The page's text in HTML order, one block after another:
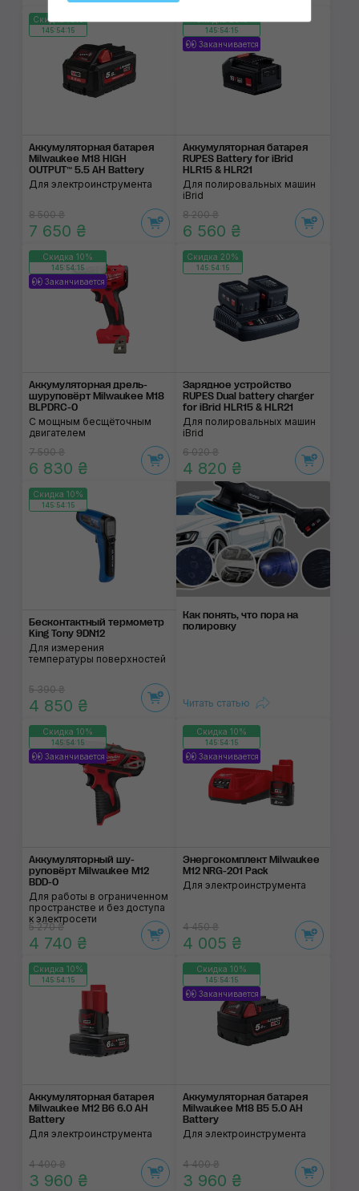
Скидка 10%
145:54:14
Аккумуляторная батарея
Milwaukee M18 HIGH
OUTPUT™ 5.5 AH Battery
Для электроинструмента
8 500 ₴
7 650 ₴
145:54:14
Заканчивается
Аккумуляторная батарея
RUPES Battery for iBrid
HLR15 & HLR21
Для полировальных машин
iBrid
8 200 ₴
6 560 ₴
Скидка 10%
145:54:14
Заканчивается
Аккумуляторная дрель-
шуруповёрт Milwaukee М18
BLPDRC-0
С мощным бесщёточным
двигателем
7 590 ₴
6 830 ₴
Скидка 20%
145:54:14
Зарядное устройство
RUPES Dual battery charger
for iBrid HLR15 & HLR21
Для полировальных машин
iBrid
6 020 ₴
4 820 ₴
Скидка 10%
145:54:14
Бесконтактный термометр
King Tony 9DN12
Для измерения
температуры поверхностей
5 390 ₴
4 850 ₴
Как понять, что пора на
полировку
Читать статью
Скидка 10%
145:54:14
Заканчивается
Аккумуляторный шу­
руповёрт Milwaukee M12
BDD-0
Для работы в ограниченном
пространстве и без доступа
к электросети
5 270 ₴
4 740 ₴
Скидка 10%
145:54:14
Заканчивается
Энергокомплект Milwaukee
M12 NRG-201 Pack
Для электроинструмента
4 450 ₴
4 005 ₴
Скидка 10%
145:54:14
Аккумуляторная батарея
Milwaukee M12 B6 6.0 AH
Battery
Для электроинструмента
4 400 ₴
3 960 ₴
Скидка 10%
145:54:14
Заканчивается
Аккумуляторная батарея
Milwaukee M18 B5 5.0 AH
Battery
Для электроинструмента
4 400 ₴
3 960 ₴